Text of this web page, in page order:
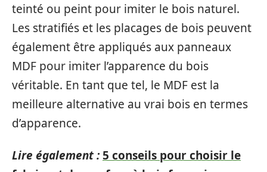
teinté ou peint pour imiter le bois naturel.
Les stratifiés et les placages de bois peuvent
également être appliqués aux panneaux
MDF pour imiter l’apparence du bois
véritable. En tant que tel, le MDF est la
meilleure alternative au vrai bois en termes
d’apparence.
Lire également : 5 conseils pour choisir le